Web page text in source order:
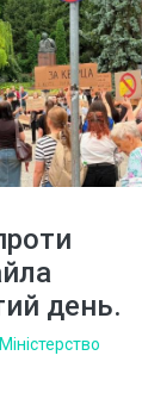
день.
Міністерство